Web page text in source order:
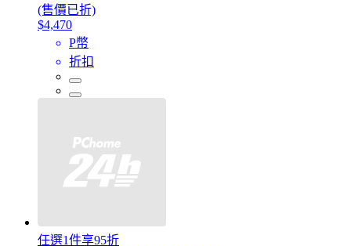
(售價已折)
$4,470
P幣
折扣
任選1件享95折